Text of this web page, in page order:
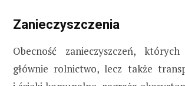
Zanieczyszczenia
Obecność zanieczyszczeń,
głównie rolnictwo, lecz także